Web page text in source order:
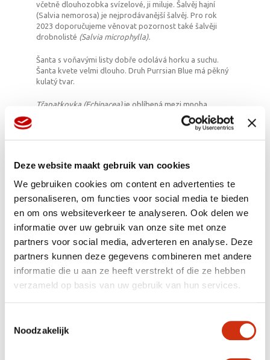
Deze website maakt gebruik van cookies
We gebruiken cookies om content en advertenties te
personaliseren, om functies voor social media te bieden
en om ons websiteverkeer te analyseren. Ook delen we
informatie over uw gebruik van onze site met onze
partners voor social media, adverteren en analyse. Deze
partners kunnen deze gegevens combineren met andere
informatie die u aan ze heeft verstrekt of die ze hebben
verzameld op basis van uw gebruik van hun services.
Noodzakelijk
včetně dlouhozobka svízelové, ji miluje. Šalvěj hajní
(Salvia nemorosa) je nejprodávanější šalvěj. Pro rok
2023 doporučujeme věnovat pozornost také šalvěji
drobnolisté (Salvia microphylla).
Šanta s voňavými listy dobře odolává horku a suchu.
Šanta kvete velmi dlouho. Druh Purrsian Blue má pěkný
kulatý tvar.
Třapatkovka (Echinacea)je oblíbená mezi mnoha
zahrádkáři. Řada Mooodz je známá silným růstem a
Geranium Intense s křiklavě růžovými květy?
motýly. S odrůdou ‚Spot On Deep Rose‘ získáte velmi
kompaktní rozchodník s velkými květy a intenzivní
barvou.
Důkazem toho, že divoká zahrada je v posledních letech
na vzestupu, jsou údaje o prodeji řebříčku. Ještě před
třemi lety nehrála tato trvalka významnou roli, ale v
současné době je na vzestupu.
až do zimy. A příští rok se vrátím na ta nejméně
očekávaná místa.